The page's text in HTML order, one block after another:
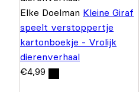
Elke Doelman Kleine Giraf
speelt verstoppertje
kartonboekje - Vrolijk
dierenverhaal
€4,99